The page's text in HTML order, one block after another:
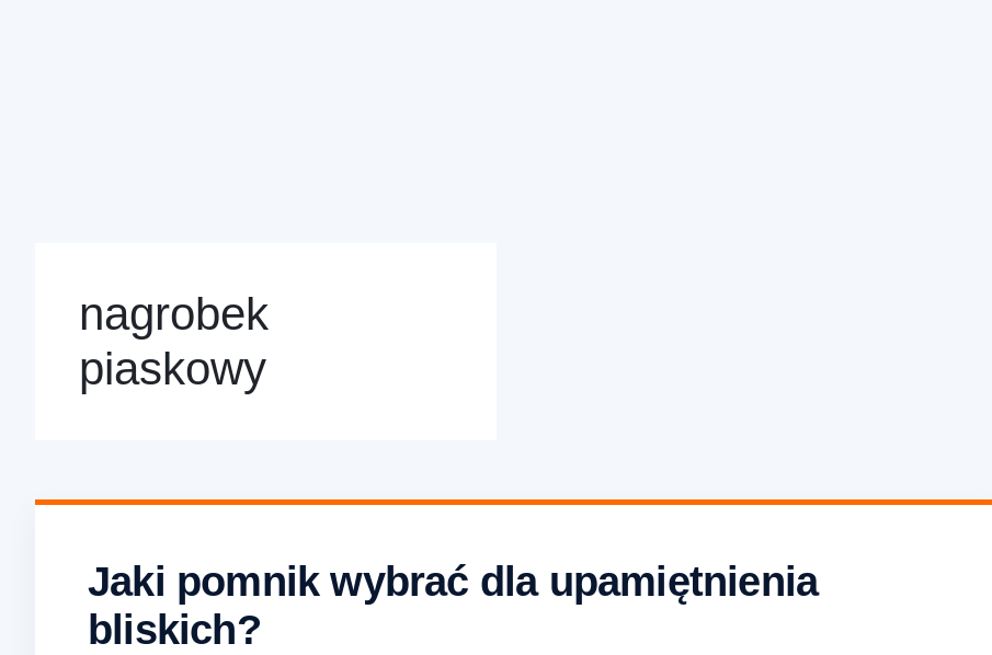
nagrobek
piaskowy
Jaki pomnik wybrać dla upamiętnienia
bliskich?